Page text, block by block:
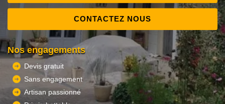
CONTACTEZ NOUS
Nos engagements
Devis gratuit
Sans engagement
Artisan passionné